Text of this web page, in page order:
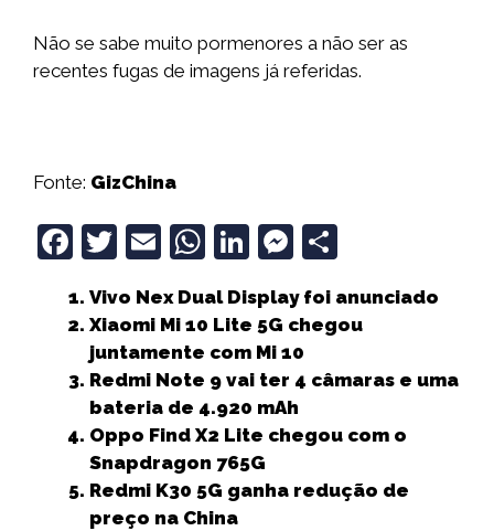
Não se sabe muito pormenores a não ser as
recentes fugas de imagens já referidas.
Fonte: GizChina
F
c
e
b
o
o
k
T
it
t
e
r
E
ai
l
W
a
ts
A
p
p
Li
k
e
dI
n
M
ss
e
n
g
e
r
a
e
Vivo Nex Dual Display foi anunciado
Xiaomi Mi 10 Lite 5G chegou
juntamente com Mi 10
Redmi Note 9 vai ter 4 câmaras e uma
bateria de 4.920 mAh
Oppo Find X2 Lite chegou com o
Snapdragon 765G
Redmi K30 5G ganha redução de
preço na China